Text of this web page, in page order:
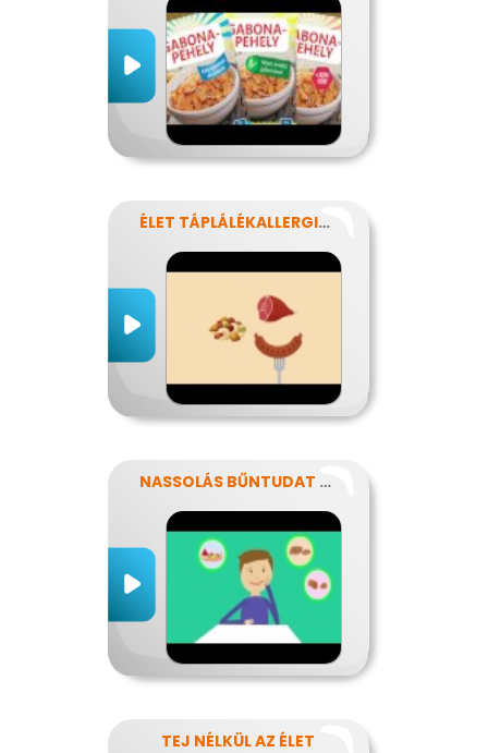
ÉLET TÁPLÁLÉKALLERGIÁVAL
NASSOLÁS BŰNTUDAT NÉLKÜL
TEJ NÉLKÜL AZ ÉLET